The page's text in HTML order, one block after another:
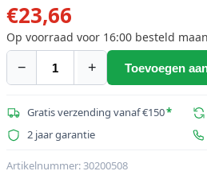
€23,66
Op voorraad voor 16:00 besteld
−
NEUTRIK
stekker
3-
NC3MX1-
+ Toevoegen
Gratis verzending vanaf €150*
2 jaar garantie
Artikelnummer:30200508